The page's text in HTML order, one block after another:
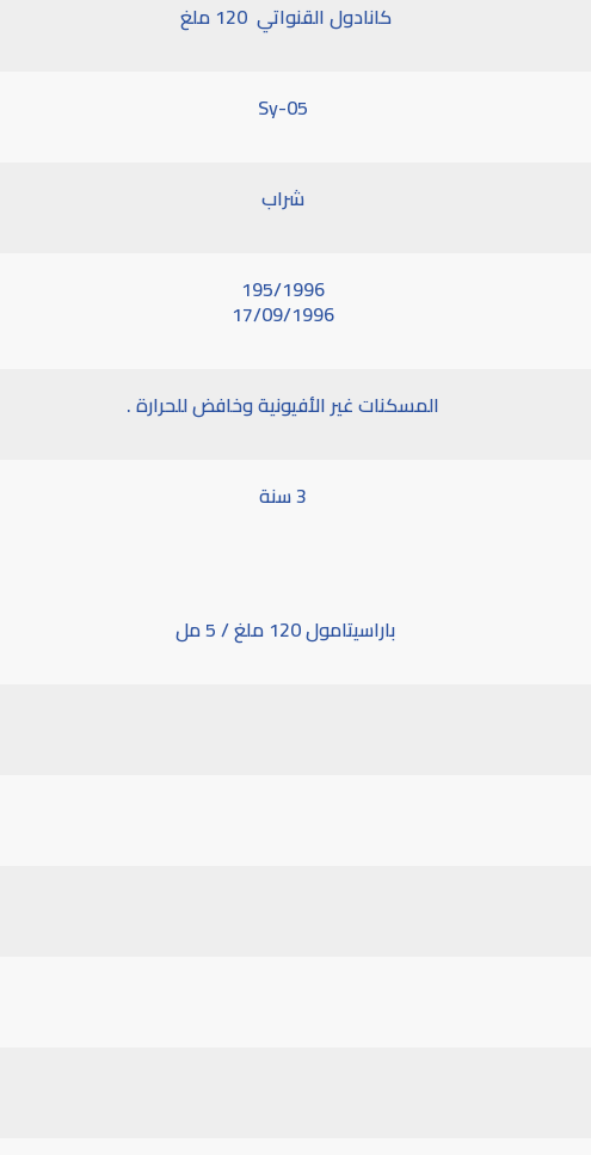
كانادول القنواتي 120 ملغ
Sy-05
شراب
195/1996
17/09/1996
المسكنات غير الأفيونية وخافض للحرارة .
3 سنة
باراسيتامول 120 ملغ / 5 مل